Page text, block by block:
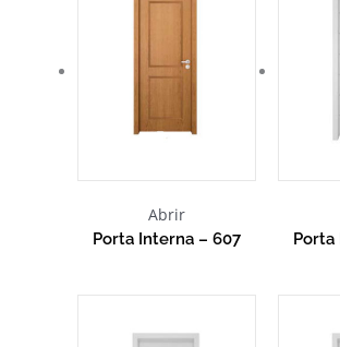
Abrir
Porta Interna – 607 Porta